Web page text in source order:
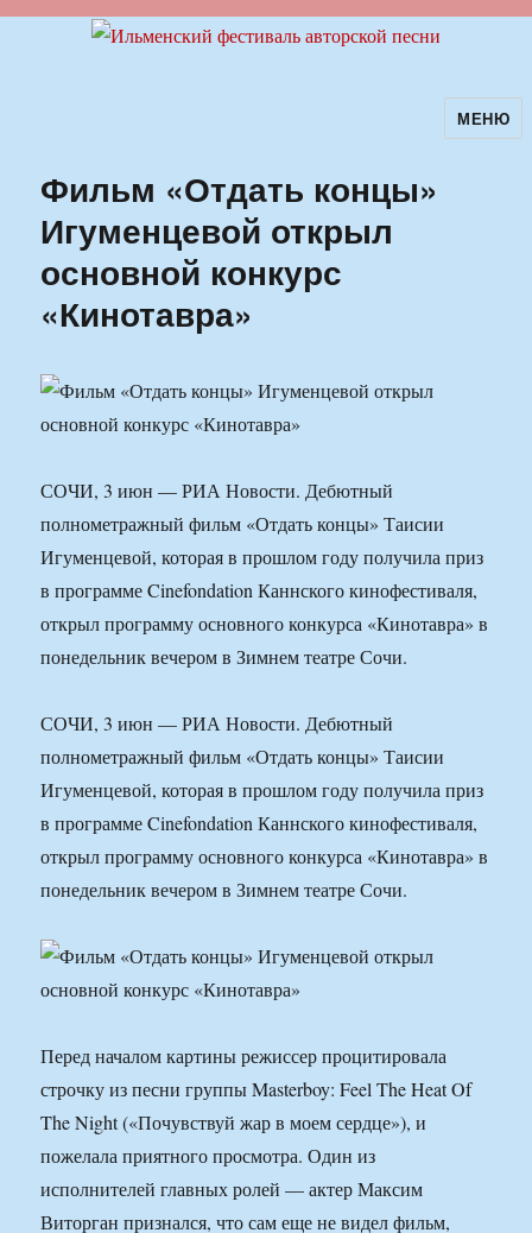
Ильменский фестиваль авторскойМЕНЮ
Фильм «Отдать концы»
Игуменцевой открыл
основной конкурс
«Кинотавра»
СОЧИ, 3 июн — РИА Новости. Дебютный
полнометражный фильм «Отдать концы» Таисии
Игуменцевой, которая в прошлом году получила приз
в программе Cinefondation Каннского кинофестиваля,
открыл программу основного конкурса «Кинотавра» в
понедельник вечером в Зимнем театре Сочи.
СОЧИ, 3 июн — РИА Новости. Дебютный
полнометражный фильм «Отдать концы» Таисии
Игуменцевой, которая в прошлом году получила приз
в программе Cinefondation Каннского кинофестиваля,
открыл программу основного конкурса «Кинотавра» в
понедельник вечером в Зимнем театре Сочи.
Перед началом картины режиссер процитировала
строчку из песни группы Masterboy: Feel The Heat Of
The Night («Почувствуй жар в моем сердце»), и
пожелала приятного просмотра. Один из
исполнителей главных ролей — актер Максим
Виторган признался, что сам еще не видел фильм,